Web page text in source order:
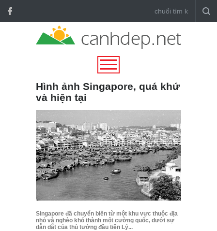
Hình ảnh Singapore, quá khứ
và hiện tại
Singapore đã chuyển biến từ một khu vực thuộc địa
nhỏ và nghèo khó thành một cường quốc, dưới sự
dẫn dắt của thủ tướng đầu tiên Lý...